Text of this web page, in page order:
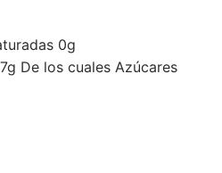
0g
De los cuales Azúcares